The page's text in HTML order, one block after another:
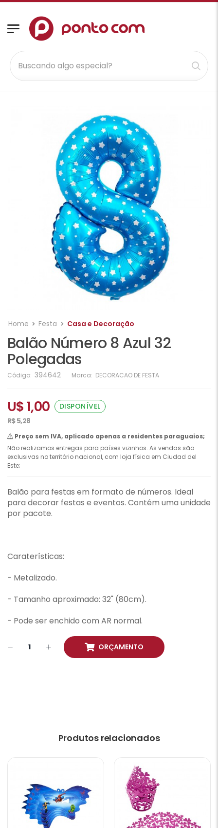
Home Festa Casa e Decoração
Balão Número 8 Azul 32
Polegadas
Código: 394642 Marca: DECORACAO DE FESTA
U$ 1,00
DISPONÍVEL
R$ 5,28
Preço sem IVA, aplicado apenas a residentes paraguaios;
Não realizamos entregas para países vizinhos. As vendas são
exclusivas no território nacional, com loja física em Ciudad del
Este;
Balão para festas em formato de números. Ideal
para decorar festas e eventos. Contém uma unidade
por pacote.
Caraterísticas:
- Metalizado.
- Tamanho aproximado: 32" (80cm).
- Pode ser enchido com AR normal.
ORÇAMENTO
Produtos relacionados